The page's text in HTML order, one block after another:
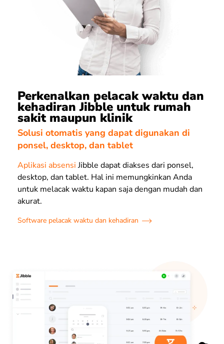
Perkenalkan pelacak waktu dan
kehadiran Jibble untuk rumah
sakit maupun klinik
Solusi otomatis yang dapat digunakan di
ponsel, desktop, dan tablet
Aplikasi absensiJibble dapat diakses dari ponsel,
desktop, dan tablet. Hal ini memungkinkan Anda
untuk melacak waktu kapan saja dengan mudah dan
akurat.
Software pelacak waktu dan kehadiran